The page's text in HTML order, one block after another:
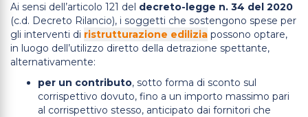
Ai sensi dell’articolo 121 del decreto-legge n. 34 del 2020
(c.d. Decreto Rilancio), i soggetti che sostengono spese per
gli interventi di ristrutturazione edilizia possono optare,
in luogo dell’utilizzo diretto della detrazione spettante,
alternativamente:
per un contributo, sotto forma di sconto sul
corrispettivo dovuto, fino a un importo massimo pari
al corrispettivo stesso, anticipato dai fornitori che